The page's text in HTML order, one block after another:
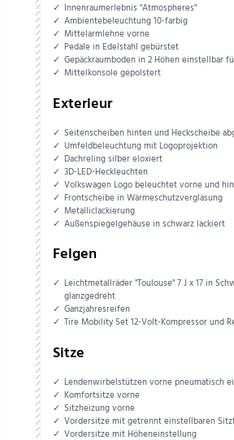
Innenraumerlebnis "Atmospheres"
Ambientebeleuchtung 10-farbig
Mittelarmlehne vorne
Pedale in Edelstahl gebürstet
Gepäckraumboden in 2 Höhen einstellbar
Mittelkonsole gepolstert
Exterieur
Seitenscheiben hinten und Heckscheibe
Umfeldbeleuchtung mit Logoprojektion
Dachreling silber eloxiert
3D-LED-Heckleuchten
Volkswagen Logo beleuchtet vorne und
Frontscheibe in Wärmeschutzverglasung
Metalliclackierung
Außenspiegelgehäuse in schwarz lackiert
Felgen
Leichtmetallräder "Toulouse" 7 J x 17 in
glanzgedreht
Ganzjahresreifen
Tire Mobility Set 12-Volt-Kompressor und
Sitze
Lendenwirbelstützen vorne pneumatisch
Komfortsitze vorne
Sitzheizung vorne
Vordersitze mit getrennt einstellbaren
Vordersitze mit Höheneinstellung